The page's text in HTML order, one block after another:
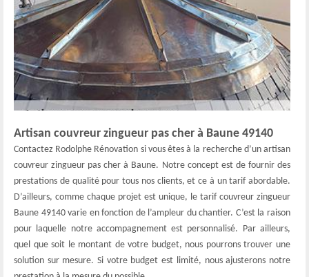
Artisan couvreur zingueur pas cher à Baune 49140
Contactez Rodolphe Rénovation si vous êtes à la recherche d’un artisan
couvreur zingueur pas cher à Baune. Notre concept est de fournir des
prestations de qualité pour tous nos clients, et ce à un tarif abordable.
D’ailleurs, comme chaque projet est unique, le tarif couvreur zingueur
Baune 49140 varie en fonction de l’ampleur du chantier. C’est la raison
pour laquelle notre accompagnement est personnalisé. Par ailleurs,
quel que soit le montant de votre budget, nous pourrons trouver une
solution sur mesure. Si votre budget est limité, nous ajusterons notre